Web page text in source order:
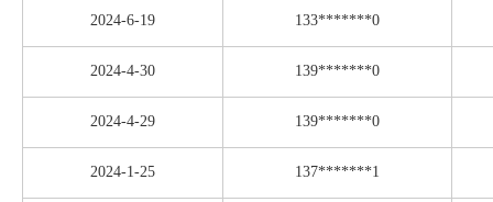
2024-6-19 133*******0
2024-4-30 139*******0
2024-4-29 139*******0
2024-1-25 137*******1